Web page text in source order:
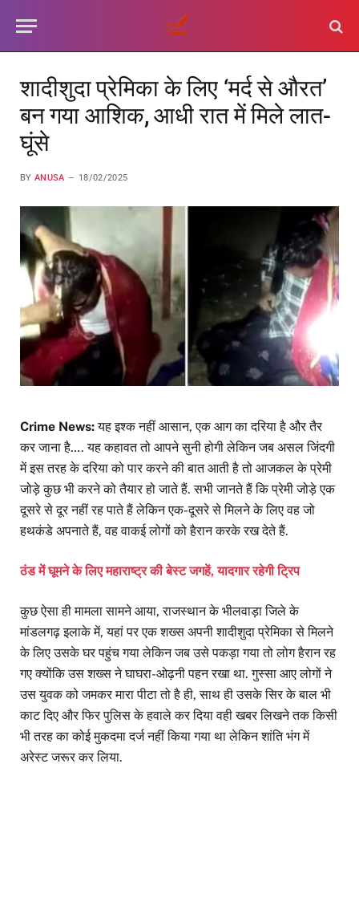
शादीशुदा प्रेमिका के लिए ‘मर्द से औरत’
बन गया आशिक, आधी रात में मिले लात-
घूंसे
BY ANUSA 18/02/2025
Crime News:यह इश्क नहीं आसान, एक आग का दरिया है और तैर
कर जाना है…. यह कहावत तो आपने सुनी होगी लेकिन जब असल जिंदगी
में इस तरह के दरिया को पार करने की बात आती है तो आजकल के प्रेमी
जोड़े कुछ भी करने को तैयार हो जाते हैं. सभी जानते हैं कि प्रेमी जोड़े एक
दूसरे से दूर नहीं रह पाते हैं लेकिन एक-दूसरे से मिलने के लिए वह जो
हथकंडे अपनाते हैं, वह वाकई लोगों को हैरान करके रख देते हैं.
ठंड में घूमने के लिए महाराष्ट्र की बेस्ट जगहें, यादगार रहेगी ट्रिप
कुछ ऐसा ही मामला सामने आया, राजस्थान के भीलवाड़ा जिले के
मांडलगढ़ इलाके में, यहां पर एक शख्स अपनी शादीशुदा प्रेमिका से मिलने
के लिए उसके घर पहुंच गया लेकिन जब उसे पकड़ा गया तो लोग हैरान रह
गए क्योंकि उस शख्स ने घाघरा-ओढ़नी पहन रखा था. गुस्सा आए लोगों ने
उस युवक को जमकर मारा पीटा तो है ही, साथ ही उसके सिर के बाल भी
काट दिए और फिर पुलिस के हवाले कर दिया वही खबर लिखने तक किसी
भी तरह का कोई मुकदमा दर्ज नहीं किया गया था लेकिन शांति भंग में
अरेस्ट जरूर कर लिया.